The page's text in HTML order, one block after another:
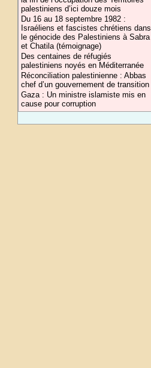
palestiniens d’ici douze mois
Du 16 au 18 septembre 1982 :
Israéliens et fascistes chrétiens dans
le génocide des Palestiniens à Sabra
et Chatila (témoignage)
Des centaines de réfugiés
palestiniens noyés en Méditerranée
Réconciliation palestinienne : Abbas
chef d’un gouvernement de transition
Gaza : Un ministre islamiste mis en
cause pour corruption